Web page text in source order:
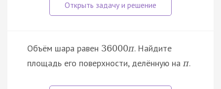
Объём шара равен 36000π. Найдите
площадь его поверхности, делённую на π.